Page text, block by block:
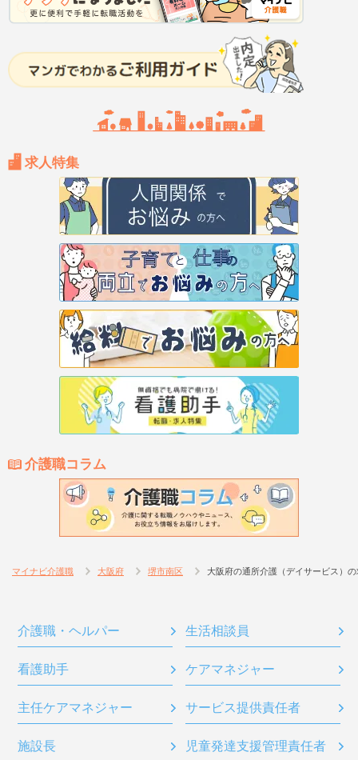
求人特集
介護職コラム
マイナビ介護職 大阪府 堺市南区 大阪府の通所介護（デイサービス）
介護職・ヘルパー 生活相談員
看護助手 ケアマネジャー
主任ケアマネジャー サービス提供責任者
施設長 児童発達支援管理責任者